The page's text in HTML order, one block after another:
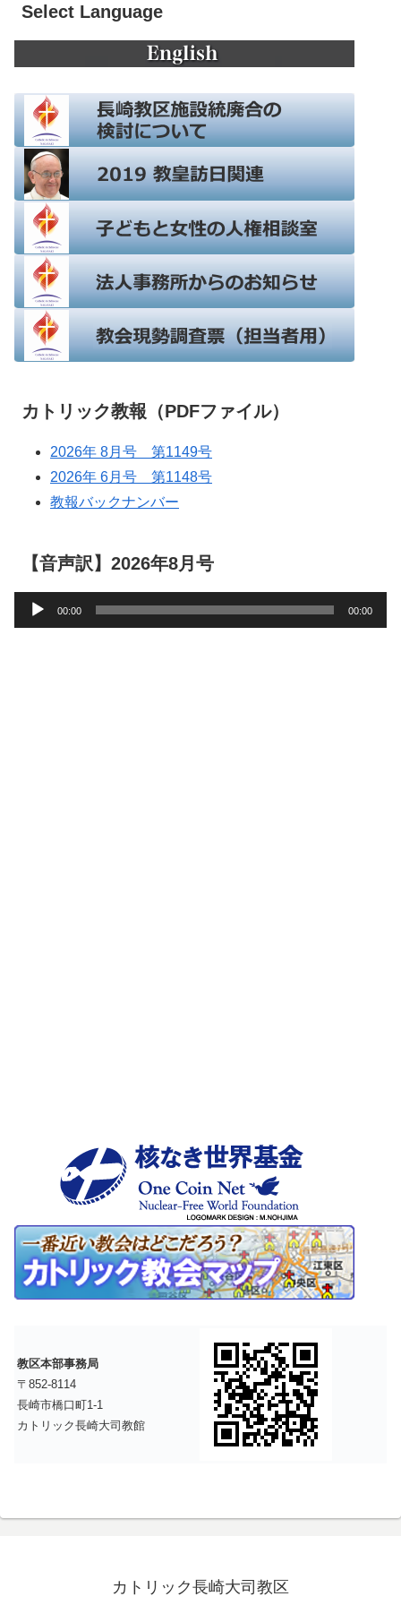
Select Language
カトリック教報（PDFファイル）
2026年 8月号 第1149号
2026年 6月号 第1148号
教報バックナンバー
【音声訳】2026年8月号
声
00:00 00:00
教区本部事務局
〒852-8114
長崎市橋口町1-1
カトリック長崎大司教館
カトリック長崎大司教区